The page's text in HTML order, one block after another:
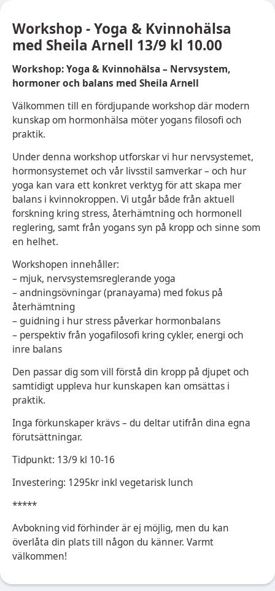
Workshop - Yoga & Kvinnohälsa
med Sheila Arnell 13/9 kl 10.00
Workshop: Yoga & Kvinnohälsa – Nervsystem,
hormoner och balans med Sheila Arnell
Välkommen till en fördjupande workshop där modern
kunskap om hormonhälsa möter yogans filosofi och
praktik.
Under denna workshop utforskar vi hur nervsystemet,
hormonsystemet och vår livsstil samverkar – och hur
yoga kan vara ett konkret verktyg för att skapa mer
balans i kvinnokroppen. Vi utgår både från aktuell
forskning kring stress, återhämtning och hormonell
reglering, samt från yogans syn på kropp och sinne som
en helhet.
Workshopen innehåller:
– mjuk, nervsystemsreglerande yoga
– andningsövningar (pranayama) med fokus på
återhämtning
– guidning i hur stress påverkar hormonbalans
– perspektiv från yogafilosofi kring cykler, energi och
inre balans
Den passar dig som vill förstå din kropp på djupet och
samtidigt uppleva hur kunskapen kan omsättas i
praktik.
Inga förkunskaper krävs – du deltar utifrån dina egna
förutsättningar.
Tidpunkt: 13/9 kl 10-16
Investering: 1295kr inkl vegetarisk lunch
*****
Avbokning vid förhinder är ej möjlig, men du kan
överlåta din plats till någon du känner. Varmt
välkommen!